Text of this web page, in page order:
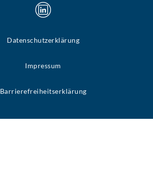
Datenschutzerklärung
Impressum
Barrierefreiheitserklärung